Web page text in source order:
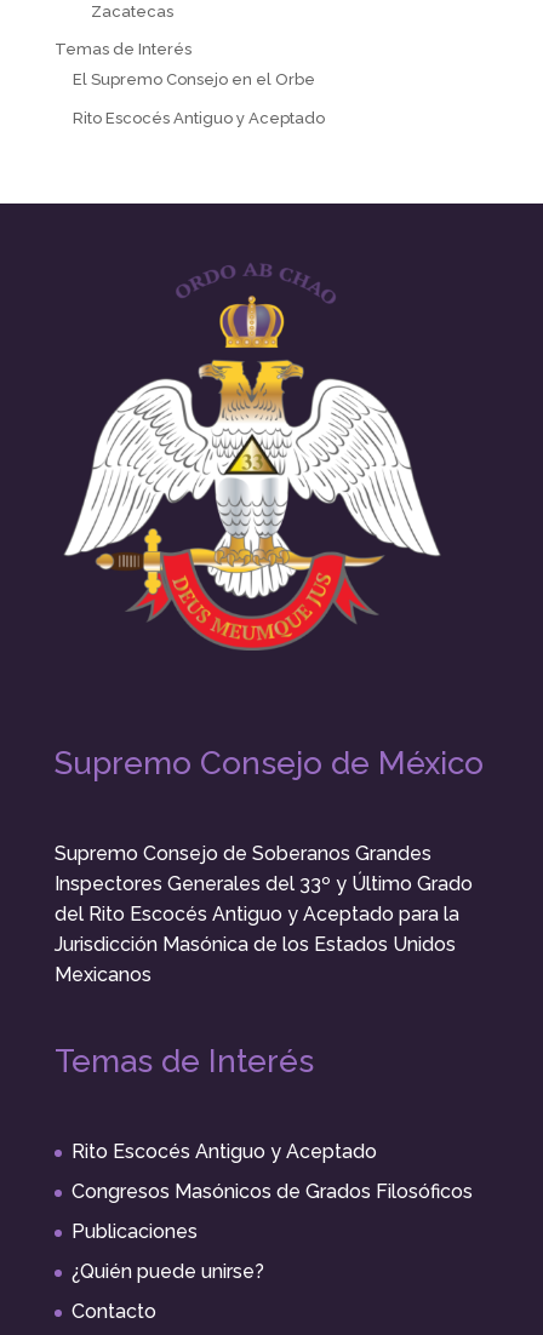
Zacatecas
Temas de Interés
El Supremo Consejo en el Orbe
Rito Escocés Antiguo y Aceptado
Supremo Consejo de México
Supremo Consejo de Soberanos Grandes
Inspectores Generales del 33º y Último Grado
del Rito Escocés Antiguo y Aceptado para la
Jurisdicción Masónica de los Estados Unidos
Mexicanos
Temas de Interés
Rito Escocés Antiguo y Aceptado
Congresos Masónicos de Grados Filosóficos
Publicaciones
¿Quién puede unirse?
Contacto